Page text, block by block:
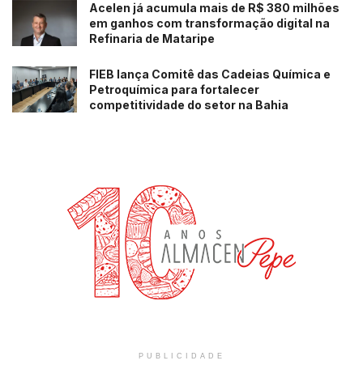
Acelen já acumula mais de R$ 380 milhões
em ganhos com transformação digital na
Refinaria de Mataripe
FIEB lança Comitê das Cadeias Química e
Petroquímica para fortalecer
competitividade do setor na Bahia
PUBLICIDADE